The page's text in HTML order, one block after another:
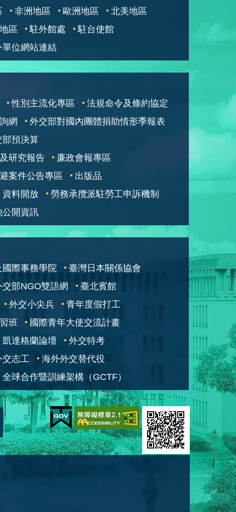
非洲地區 歐洲地區
北美地區
區
駐外館處
駐台使館
單位網站連結
性別主流化專區
法規命令及條約協定
網
外交部對國內團體捐助情形季報表
部預決算
研究報告
廉政會報專區
案件公告專區
出版品
資料開放
勞務承攬派駐勞工申訴機制
公開資訊
國際事務學院
臺灣日本關係協會
交部NGO雙語網
臺北賓館
外交小尖兵
青年度假打工
班
國際青年大使交流計畫
凱達格蘭論壇
外交特考
交志工
海外外交替代役
全球合作暨訓練架構（GCTF）